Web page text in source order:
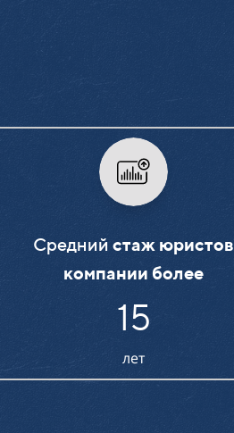
Среднийстаж юристов
компании более
15
лет